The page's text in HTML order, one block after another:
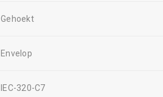
Gehoekt
Envelop
IEC-320-C7